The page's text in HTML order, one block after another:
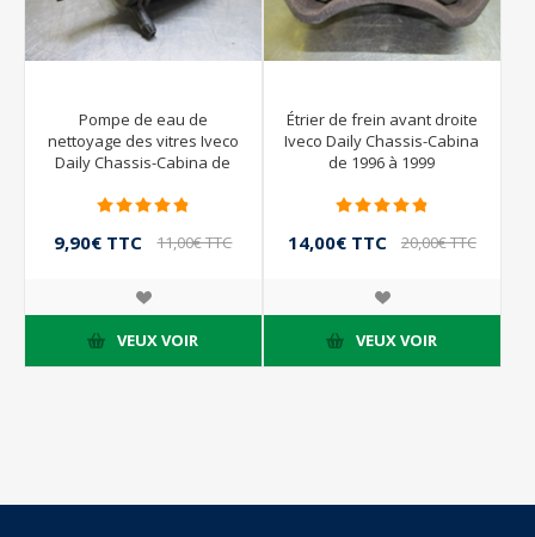
Pompe de eau de
nettoyage des vitres Iveco
Daily Chassis-Cabina de
9,90€ TTC 11,00€ TTC
VEUX VOIR
Étrier de frein avant droite
Iveco Daily Chassis-Cabina
de 1996 à 1999
14,00€ TTC 20,00€ TTC
VEUX VOIR